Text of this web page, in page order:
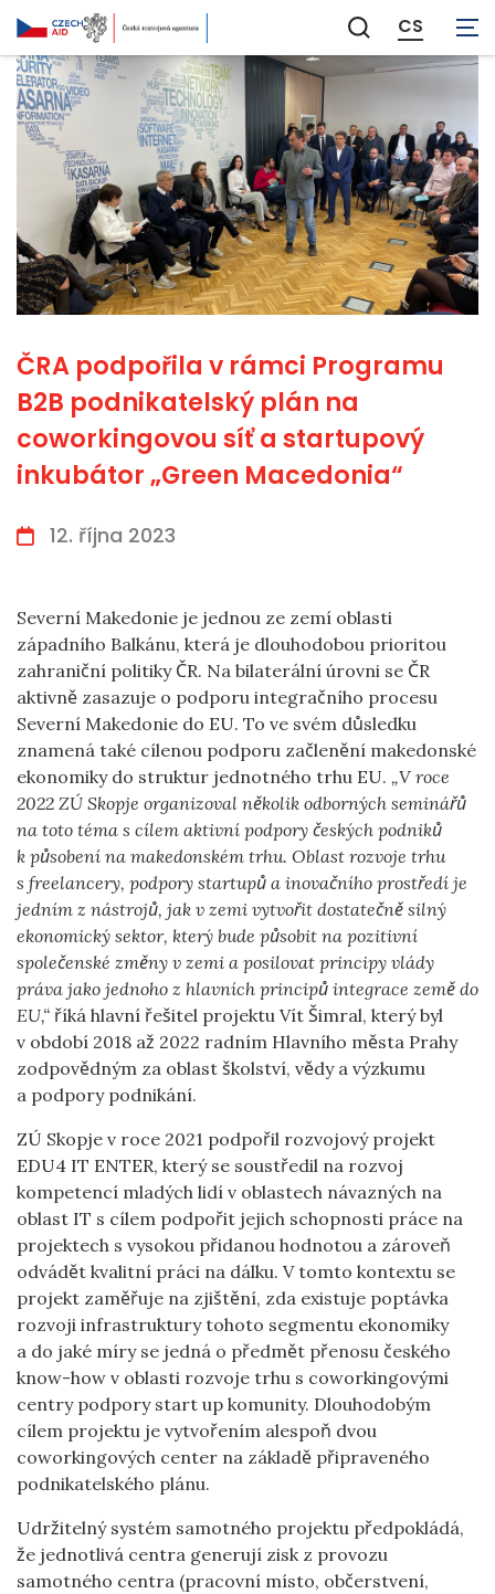
Zobrazit
vyhledávání
CS
ČRA podpořila v rámci Programu
B2B podnikatelský plán na
coworkingovou síť a startupový
inkubátor „Green Macedonia“
12. října 2023
Severní Makedonie je jednou ze zemí oblasti
západního Balkánu, která je dlouhodobou prioritou
zahraniční politiky ČR. Na bilaterální úrovni se ČR
aktivně zasazuje o podporu integračního procesu
Severní Makedonie do EU. To ve svém důsledku
znamená také cílenou podporu začlenění makedonské
ekonomiky do struktur jednotného trhu EU. „V roce
2022 ZÚ Skopje organizoval několik odborných seminářů
na toto téma s cílem aktivní podpory českých podniků
k působení na makedonském trhu. Oblast rozvoje trhu
s freelancery, podpory startupů a inovačního prostředí je
jedním z nástrojů, jak v zemi vytvořit dostatečně silný
ekonomický sektor, který bude působit na pozitivní
společenské změny v zemi a posilovat principy vlády
práva jako jednoho z hlavních principů integrace země do
EU,“ říká hlavní řešitel projektu Vít Šimral, který byl
v období 2018 až 2022 radním Hlavního města Prahy
zodpovědným za oblast školství, vědy a výzkumu
a podpory podnikání.
ZÚ Skopje v roce 2021 podpořil rozvojový projekt
EDU4 IT ENTER, který se soustředil na rozvoj
kompetencí mladých lidí v oblastech návazných na
oblast IT s cílem podpořit jejich schopnosti práce na
projektech s vysokou přidanou hodnotou a zároveň
odvádět kvalitní práci na dálku. V tomto kontextu se
projekt zaměřuje na zjištění, zda existuje poptávka
rozvoji infrastruktury tohoto segmentu ekonomiky
a do jaké míry se jedná o předmět přenosu českého
know-how v oblasti rozvoje trhu s coworkingovými
centry podpory start up komunity. Dlouhodobým
cílem projektu je vytvořením alespoň dvou
coworkingových center na základě připraveného
podnikatelského plánu.
Udržitelný systém samotného projektu předpokládá,
že jednotlivá centra generují zisk z provozu
samotného centra (pracovní místo, občerstvení,